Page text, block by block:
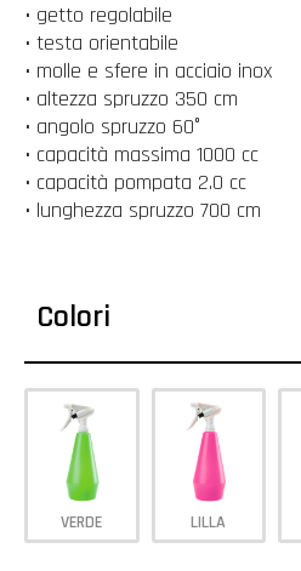
• getto regolabile
• testa orientabile
• molle e sfere in acciaio inox
• altezza spruzzo 350 cm
• angolo spruzzo 60°
• capacità massima 1000 cc
• capacità pompata 2.0 cc
• lunghezza spruzzo 700 cm
Colori
VERDE LILLA